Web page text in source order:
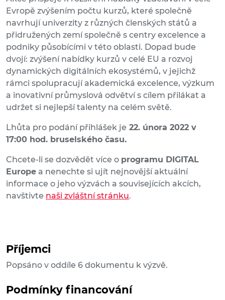
Evropě zvýšením počtu kurzů, které společně
navrhují univerzity z různých členských států a
přidružených zemí společně s centry excelence a
podniky působícími v této oblasti. Dopad bude
dvojí: zvýšení nabídky kurzů v celé EU a rozvoj
dynamických digitálních ekosystémů, v jejichž
rámci spolupracují akademická excelence, výzkum
a inovativní průmyslová odvětví s cílem přilákat a
udržet si nejlepší talenty na celém světě.
Lhůta pro podání přihlášek je 22. února 2022 v
17:00 hod. bruselského času.
Chcete-li se dozvědět více o programu DIGITAL
Europe a nenechte si ujít nejnovější aktuální
informace o jeho výzvách a souvisejících akcích,
navštivte naši zvláštní stránku.
Příjemci
Popsáno v oddíle 6 dokumentu k výzvě.
Podmínky financování